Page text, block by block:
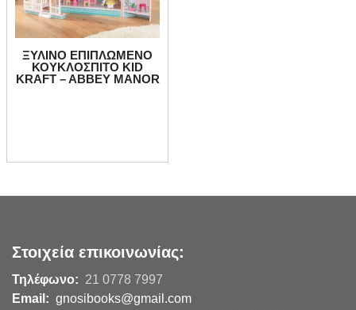
ΞΥΛΙΝΟ ΕΠΙΠΛΩΜΕΝΟ
ΚΟΥΚΛΟΣΠΙΤΟ KID
KRAFT – ABBEY MANOR
Στοιχεία επικοινωνίας:
Τηλέφωνο: 21 0778 7997
Email: gnosibooks@gmail.com